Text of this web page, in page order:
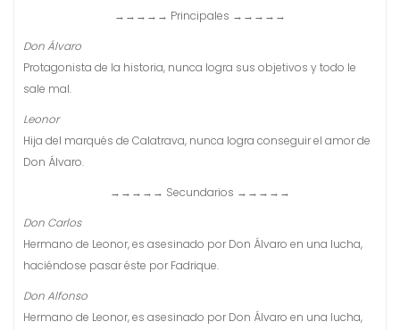
→→→→→ Principales →→→→→
Don Álvaro
Protagonista de la historia, nunca logra sus objetivos y todo le
sale mal.
Leonor
Hija del marqués de Calatrava, nunca logra conseguir el amor de
Don Álvaro.
→→→→→ Secundarios →→→→→
Don Carlos
Hermano de Leonor, es asesinado por Don Álvaro en una lucha,
haciéndose pasar éste por Fadrique.
Don Alfonso
Hermano de Leonor, es asesinado por Don Álvaro en una lucha,